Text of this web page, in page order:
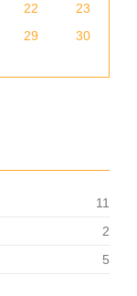
22
23
29
30
11
2
5